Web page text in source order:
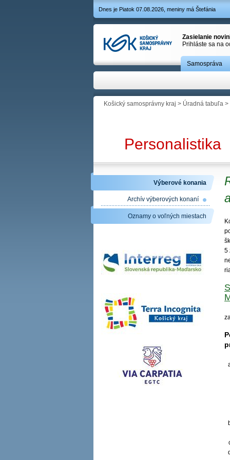
Dnes je Piatok 07.08.2026, meniny má Štefánia
Zasielanie
Prihláste sa na
Samospráva
Košický samosprávny kraj > Úradná tabuľa >
Personalistika
5
Výberové konania
Archív výberových konaní
Oznamy o voľných miestach